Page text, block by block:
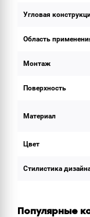
Угловая
Область
Монтаж
Поверхность
Материал
Цвет
Стилистика
Популярные